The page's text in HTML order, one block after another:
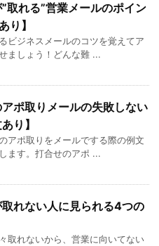
取れる”営業メールのポイン
り】
ビジネスメールのコツを覚えてア
ましょう！どんな難 ...
ポ取りメールの失敗しない
り】
アポ取りをメールでする際の例文
ます。打合せのアポ ...
れない人に見られる4つの
取れないから、営業に向いてない